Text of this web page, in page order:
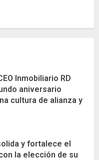
Inmobiliario RD
aniversario
cultura de alianza y
y fortalece el
la elección de su